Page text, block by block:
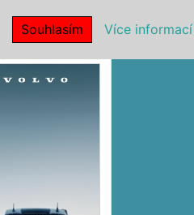
Souhlasím Více informací